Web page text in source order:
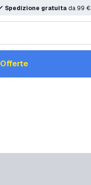
Spedizione gratuita da 99 €
Offerte